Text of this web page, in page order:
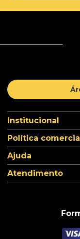
Institucional
Política
Ajuda
Atendimento